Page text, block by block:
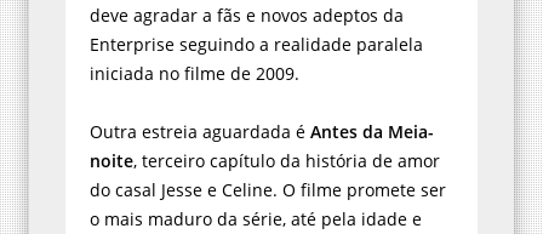
deve agradar a fãs e novos adeptos da
Enterprise seguindo a realidade paralela
iniciada no filme de 2009.
Outra estreia aguardada é Antes da Meia-
noite, terceiro capítulo da história de amor
do casal Jesse e Celine. O filme promete ser
o mais maduro da série, até pela idade e